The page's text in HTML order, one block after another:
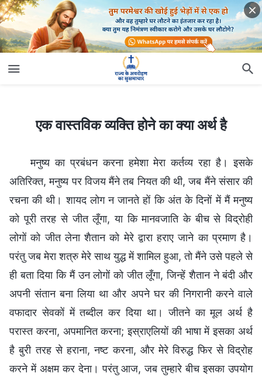
एक वास्तविक व्यक्ति होने का क्या अर्थ है
मनुष्य का प्रबंधन करना हमेशा मेरा कर्तव्य रहा है। इसके
अतिरिक्त, मनुष्य पर विजय मैंने तब नियत की थी, जब मैंने संसार की
रचना की थी। शायद लोग न जानते हों कि अंत के दिनों में मैं मनुष्य
को पूरी तरह से जीत लूँगा, या कि मानवजाति के बीच से विद्रोही
लोगों को जीत लेना शैतान को मेरे द्वारा हराए जाने का प्रमाण है।
परंतु जब मेरा शत्रु मेरे साथ युद्ध में शामिल हुआ, तो मैंने उसे पहले से
ही बता दिया कि मैं उन लोगों को जीत लूँगा, जिन्हें शैतान ने बंदी और
अपनी संतान बना लिया था और अपने घर की निगरानी करने वाले
वफादार सेवकों में तब्दील कर दिया था। जीतने का मूल अर्थ है
परास्त करना, अपमानित करना; इस्राएलियों की भाषा में इसका अर्थ
है बुरी तरह से हराना, नष्ट करना, और मेरे विरुद्ध फिर से विद्रोह
करने में अक्षम कर देना। परंतु आज, जब तुम्हारे बीच इसका उपयोग